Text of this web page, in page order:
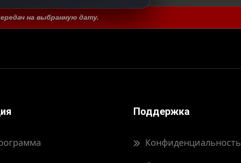
на выбранную дату.
Поддержка
Конфиденциальность